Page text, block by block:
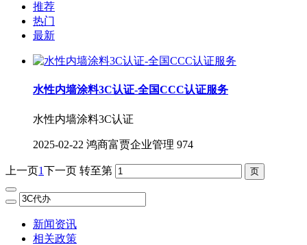
推荐
热门
最新
水性内墙涂料3C认证-全国CCC认证服务
水性内墙涂料3C认证
2025-02-22 鸿商富贾企业管理 974
上一页1下一页 转至第
新闻资讯
相关政策